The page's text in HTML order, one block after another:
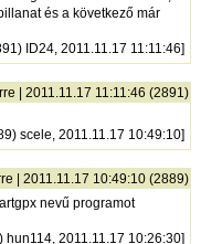
és a következő már
ID24, 2011.11.17 11:11:46]
| 2011.11.17 11:11:46 (2891)
scele, 2011.11.17 10:49:10]
| 2011.11.17 10:49:10 (2889)
nevű programot
hun114, 2011.11.17 10:26:30]